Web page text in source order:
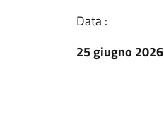
Data :
25 giugno 2026